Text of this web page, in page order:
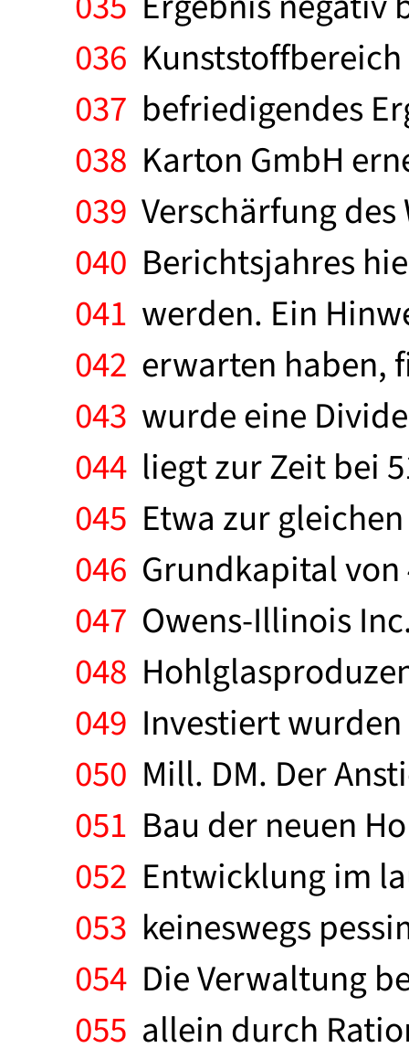
036
037 befriedigendes
038 Karton GmbH
039 Verschärfung
040 Berichtsjahres
041 werden. Ein
042 erwarten haben,
043 wurde eine
044 liegt zur Zeit bei
045 Etwa zur
046 Grundkapital
047 Owens-Illinois
048
049 Investiert
050 Mill. DM. Der
051 Bau der neuen
052 Entwicklung im
053 keineswegs
054 Die Verwaltung
055 allein durch